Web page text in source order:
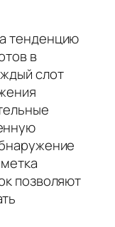
тенденцию
в
слот
позволяют